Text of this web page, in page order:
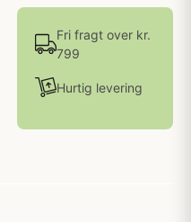
Fri fragt over kr.
799
Hurtig levering